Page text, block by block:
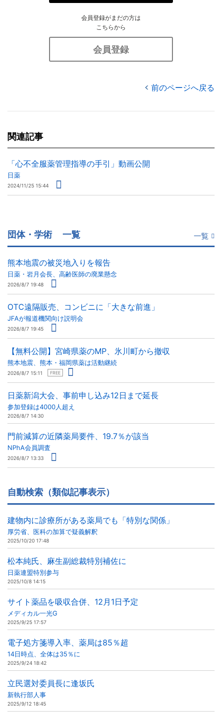
会員登録がまだの方は
こちらから
会員登録
前のページへ戻る
関連記事
「心不全服薬管理指導の手引」動画公開
日薬
2024/11/25 15:44
団体・学術 一覧 一覧
熊本地震の被災地入りを報告
日薬・岩月会長、高齢医師の廃業懸念
2026/8/7 19:48
OTC遠隔販売、コンビニに「大きな前進」
JFAが報道機関向け説明会
2026/8/7 19:45
【無料公開】宮崎県薬のMP、氷川町から撤収
熊本地震、熊本・福岡県薬は活動継続
2026/8/7 15:11 FREE
日薬新潟大会、事前申し込み12日まで延長
参加登録は4000人超え
2026/8/7 14:30
門前減算の近隣薬局要件、19.7％が該当
NPhA会員調査
2026/8/7 13:33
自動検索（類似記事表示）
建物内に診療所がある薬局でも「特別な関係」
厚労省、医科の加算で疑義解釈
2025/10/20 17:48
松本純氏、麻生副総裁特別補佐に
日薬連盟特別参与
2025/10/8 14:15
サイト薬品を吸収合併、12月1日予定
メディカル一光G
2025/9/25 17:57
電子処方箋導入率、薬局は85％超
14日時点、全体は35％に
2025/9/24 18:42
立民選対委員長に逢坂氏
新執行部人事
2025/9/12 18:45